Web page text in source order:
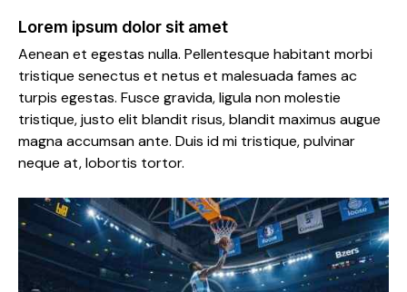
Lorem ipsum dolor sit amet
Aenean et egestas nulla. Pellentesque habitant morbi
tristique senectus et netus et malesuada fames ac
turpis egestas. Fusce gravida, ligula non molestie
tristique, justo elit blandit risus, blandit maximus augue
magna accumsan ante. Duis id mi tristique, pulvinar
neque at, lobortis tortor.